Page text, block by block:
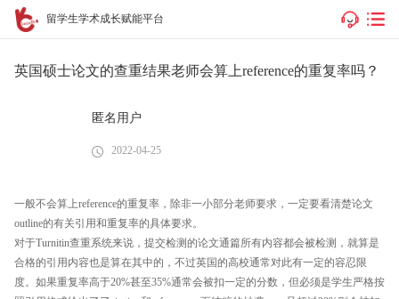
留学生学术成长赋能平台
英国硕士论文的查重结果老师会算上reference的重复率吗？
匿名用户
2022-04-25
一般不会算上reference的重复率，除非一小部分老师要求，一定要看清楚论文
outline的有关引用和重复率的具体要求。
对于Turnitin查重系统来说，提交检测的论文通篇所有内容都会被检测，就算是
合格的引用内容也是算在其中的，不过英国的高校通常对此有一定的容忍限
度。如果重复率高于20%甚至35%通常会被扣一定的分数，但必须是学生严格按